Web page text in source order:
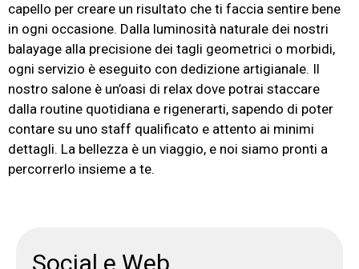
capello per creare un risultato che ti faccia sentire bene
in ogni occasione. Dalla luminosità naturale dei nostri
balayage alla precisione dei tagli geometrici o morbidi,
ogni servizio è eseguito con dedizione artigianale. Il
nostro salone è un’oasi di relax dove potrai staccare
dalla routine quotidiana e rigenerarti, sapendo di poter
contare su uno staff qualificato e attento ai minimi
dettagli. La bellezza è un viaggio, e noi siamo pronti a
percorrerlo insieme a te.
Social e Web